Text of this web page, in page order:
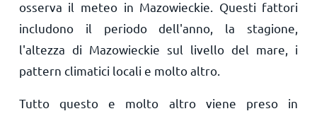
osserva il meteo in Mazowieckie. Questi fattori
includono il periodo dell'anno, la stagione,
l'altezza di Mazowieckie sul livello del mare, i
pattern climatici locali e molto altro.
Tutto questo e molto altro viene preso in